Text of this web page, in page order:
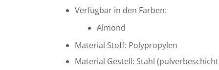
Verfügbar in den Farben:
Almond
Material Stoff: Polypropylen
Material Gestell: Stahl